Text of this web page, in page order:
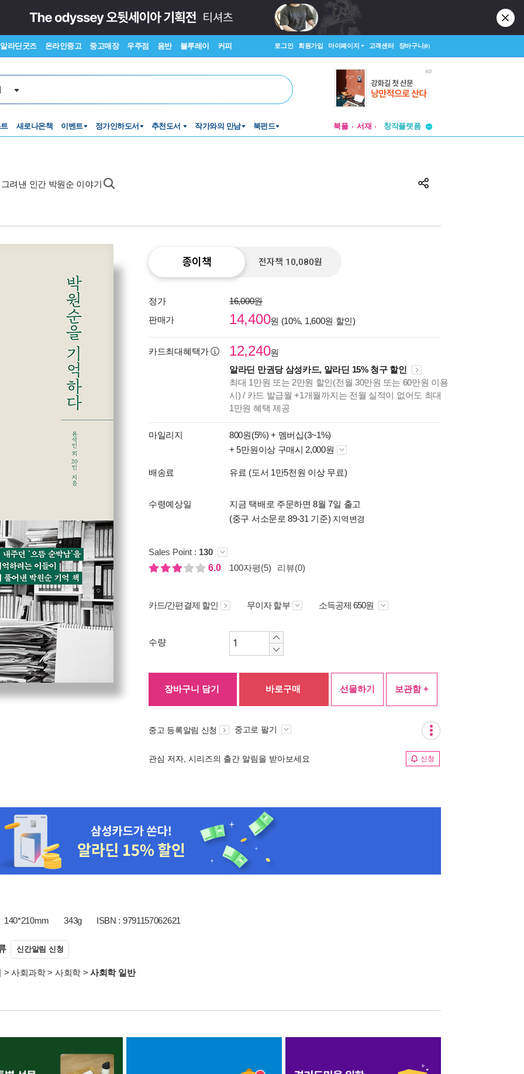
알라딘굿즈 온라인중고 중고매장 우주점 음반 블루레이 커피 로그인 회원가입 마이페이지 고객센터 장바구니(0)
새로나온책 이벤트 정가인하도서 추천도서 작가와의 만남 북펀드 북플 서재
창작플랫폼
려낸 인간 박원순 이야기
종이책 전자책 10,080원
정가
16,000원
판매가
14,400원 (10%, 1,600원 할인)
카드최대혜택가 12,240원
알라딘 만권당 삼성카드, 알라딘 15% 청구 할인
최대 1만원 또는 2만원 할인(전월 30만원 또는 60만원 이용
시) / 카드 발급월 +1개월까지는 전월 실적이 없어도 최대
1만원 혜택 제공
마일리지 800원(5%) + 멤버십(3~1%)
+ 5만원이상 구매시 2,000원
배송료 유료 (도서 1만5천원 이상 무료)
수령예상일
지금 택배로 주문하면 8월 7일 출고
(중구 서소문로 89-31 기준) 지역변경
Sales Point : 130
6.0
100자평(5) 리뷰(0)
카드/간편결제 할인 무이자 할부 소득공제 650원
수량
장바구니 담기 바로구매 선물하기 보관함 +
중고 등록알림 신청 중고로 팔기
관심 저자, 시리즈의 출간 알림을 받아보세요 신청
140*210mm 343g ISBN : 9791157062621
신간알림 신청
> 사회과학> 사회학>사회학 일반